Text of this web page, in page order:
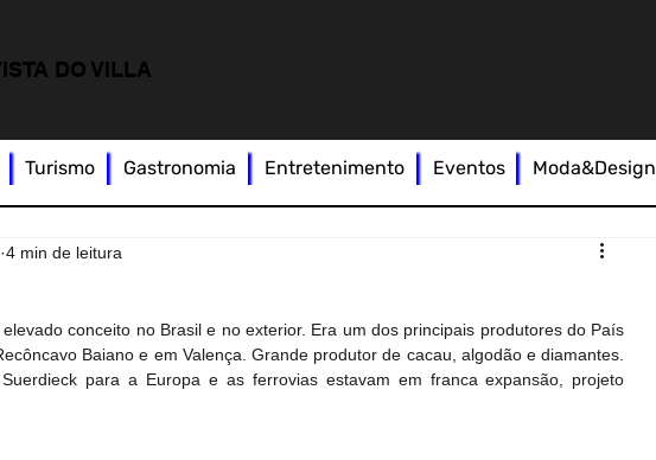
DO VILLA
4 min de leitura
conceito no Brasil e no exterior. Era um dos principais produtores do País
Baiano e em Valença. Grande produtor de cacau, algodão e diamantes.
para a Europa e as ferrovias estavam em franca expansão, projeto
Turismo Gastronomia Entretenimento Eventos Moda&Design